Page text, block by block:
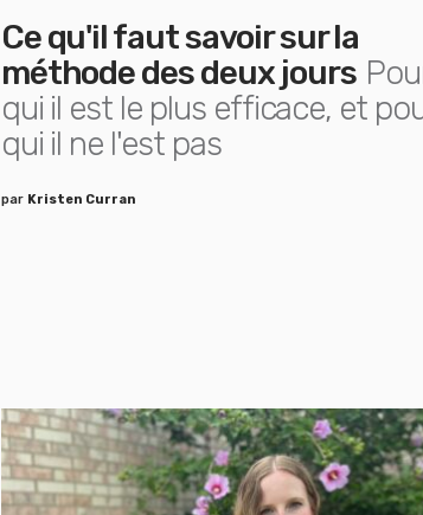
Ce qu'il faut savoir sur la
méthode des deux jours
qui il est le plus efficace, et
qui il ne l'est pas
par Kristen Curran